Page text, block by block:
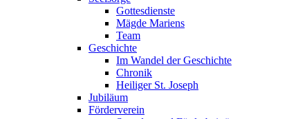
Gottesdienste
Mägde Mariens
Team
Geschichte
Im Wandel der Geschichte
Chronik
Heiliger St. Joseph
Jubiläum
Förderverein